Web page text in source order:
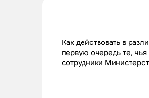
Как действовать в
первую очередь те,
сотрудники